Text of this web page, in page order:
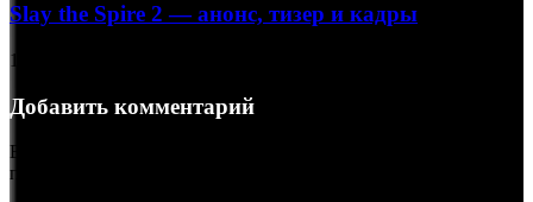
Slay the Spire 2 — анонс, тизер и кадры
12.04.2024
Добавить комментарий
Ваш адрес email не будет опубликован.
помечены